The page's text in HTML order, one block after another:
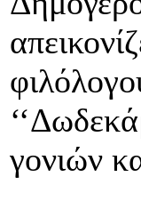
γονιών